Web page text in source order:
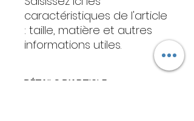
caractéristiques de l'article
: taille, matière et autres
informations utiles.
DÉTAILS D'ARTICLE